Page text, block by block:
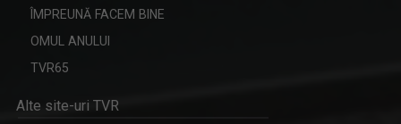
ÎMPREUNĂ FACEM BINE
OMUL ANULUI
TVR65
Alte site-uri TVR